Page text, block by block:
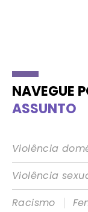
NAVEGUE
ASSUNTO
Violência
Violência
Racismo
|